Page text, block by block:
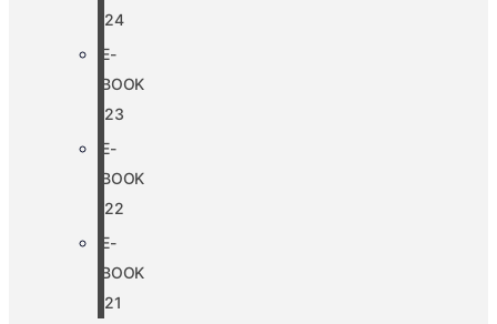
’24
E-
BOOK
’23
E-
BOOK
’22
E-
BOOK
’21